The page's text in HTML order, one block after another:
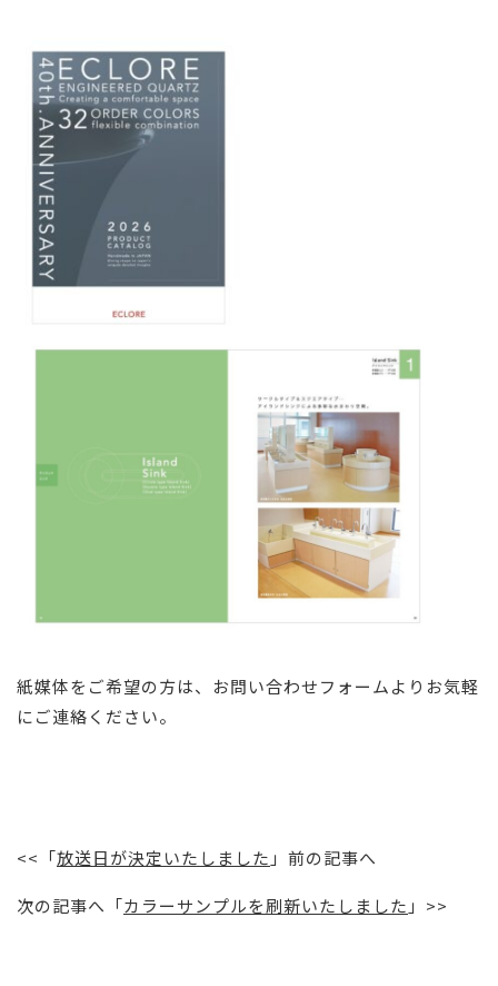
紙媒体をご希望の方は、お問い合わせフォームよりお気軽
にご連絡ください。
<<「放送日が決定いたしました 」前の記事へ
次の記事へ「カラーサンプルを刷新いたしました 」>>